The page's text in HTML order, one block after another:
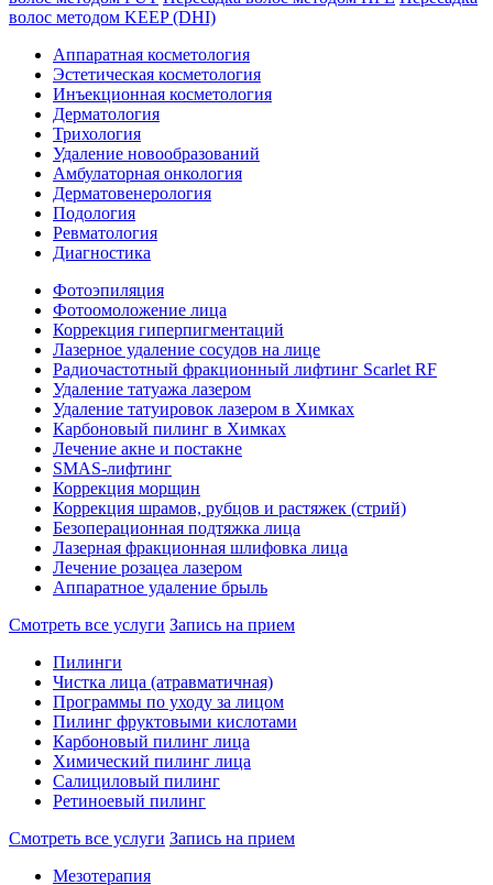
волос методом KEEP (DHI)
Аппаратная косметология
Эстетическая косметология
Инъекционная косметология
Дермато­логия
Трихология
Удаление новообразований
Амбулаторная онкология
Дерматовенерология
Подология
Ревматология
Диагностика
Фотоэпиляция
Фотоомоложение лица
Коррекция гиперпигментаций
Лазерное удаление сосудов на лице
Радиочастотный фракционный лифтинг Scarlet RF
Удаление татуажа лазером
Удаление татуировок лазером в Химках
Карбоновый пилинг в Химках
Лечение акне и постакне
SMAS-лифтинг
Коррекция морщин
Коррекция шрамов, рубцов и растяжек (стрий)
Безоперационная подтяжка лица
Лазерная фракционная шлифовка лица
Лечение розацеа лазером
Аппаратное удаление брыль
Смотреть все услуги Запись на прием
Пилинги
Чистка лица (атравматичная)
Программы по уходу за лицом
Пилинг фруктовыми кислотами
Карбоновый пилинг лица
Химический пилинг лица
Салициловый пилинг
Ретиноевый пилинг
Смотреть все услуги Запись на прием
Мезотерапия